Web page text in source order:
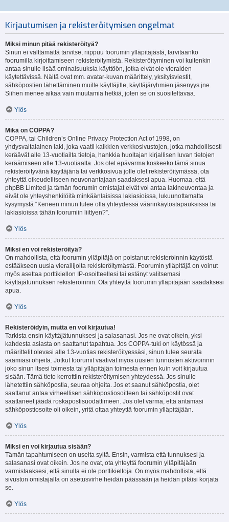
Kirjautumisen ja rekisteröitymisen ongelmat
Miksi minun pitää rekisteröityä?
Sinun ei välttämättä tarvitse, riippuu foorumin ylläpitäjästä, tarvitaanko
foorumilla kirjoittamiseen rekisteröitymistä. Rekisteröityminen voi kuitenkin
antaa sinulle lisää ominaisuuksia käyttöön, jotka eivät ole vieraiden
käytettävissä. Näitä ovat mm. avatar-kuvan määrittely, yksityisviestit,
sähköpostien lähettäminen muille käyttäjille, käyttäjäryhmien jäsenyys jne.
Siihen menee aikaa vain muutamia hetkiä, joten se on suositeltavaa.
Ylös
Mikä on COPPA?
COPPA, tai Children’s Online Privacy Protection Act of 1998, on
yhdysvaltalainen laki, joka vaatii kaikkien verkkosivustojen, jotka mahdollisesti
keräävät alle 13-vuotiailta tietoja, hankkia huoltajan kirjallisen luvan tietojen
keräämiseen alle 13-vuotiaalta. Jos olet epävarma koskeeko tämä sinua
rekisteröityvänä käyttäjänä tai verkkosivua jolle olet rekisteröitymässä, ota
yhteyttä oikeudelliseen neuvonantajaan saadaksesi apua. Huomaa, että
phpBB Limited ja tämän foorumin omistajat eivät voi antaa lakineuvontaa ja
eivät ole yhteyshenkilöitä minkäänlaisissa lakiasioissa, lukuunottamatta
kysymystä “Keneen minun tulee olla yhteydessä väärinkäytöstapauksissa tai
lakiasioissa tähän foorumiin liittyen?”.
Ylös
Miksi en voi rekisteröityä?
On mahdollista, että foorumin ylläpitäjä on poistanut rekisteröinnin käytöstä
estääkseen uusia vierailijoita rekisteröitymästä. Foorumin ylläpitäjä on voinut
myös asettaa porttikiellon IP-osoitteellesi tai estänyt valitsemasi
käyttäjätunnuksen rekisteröinnin. Ota yhteyttä foorumin ylläpitäjään saadaksesi
apua.
Ylös
Rekisteröidyin, mutta en voi kirjautua!
Tarkista ensin käyttäjätunnuksesi ja salasanasi. Jos ne ovat oikein, yksi
kahdesta asiasta on saattanut tapahtua. Jos COPPA-tuki on käytössä ja
määrittelit olevasi alle 13-vuotias rekisteröityessäsi, sinun tulee seurata
saamiasi ohjeita. Jotkut foorumit vaativat myös uusien tunnusten aktivoinnin
joko sinun itsesi toimesta tai ylläpitäjän toimesta ennen kuin voit kirjautua
sisään. Tämä tieto kerrottiin rekisteröitymisen yhteydessä. Jos sinulle
lähetettiin sähköpostia, seuraa ohjeita. Jos et saanut sähköpostia, olet
saattanut antaa virheellisen sähköpostiosoitteen tai sähköpostit ovat
saattaneet jäädä roskapostisuodattimeen. Jos olet varma, että antamasi
sähköpostiosoite oli oikein, yritä ottaa yhteyttä foorumin ylläpitäjään.
Ylös
Miksi en voi kirjautua sisään?
Tämän tapahtumiseen on useita syitä. Ensin, varmista että tunnuksesi ja
salasanasi ovat oikein. Jos ne ovat, ota yhteyttä foorumin ylläpitäjään
varmistaaksesi, että sinulla ei ole porttikieltoja. On myös mahdollista, että
sivuston omistajalla on asetusvirhe heidän päässään ja heidän pitäisi korjata
se.
Ylös